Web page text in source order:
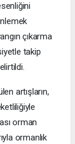
çıkarma
takip
artışların,
orman
ormanlık